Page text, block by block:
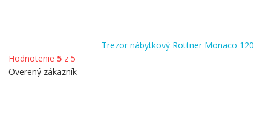
Trezor nábytkový Rottner Monaco 120
Hodnotenie 5z 5
Overený zákazník